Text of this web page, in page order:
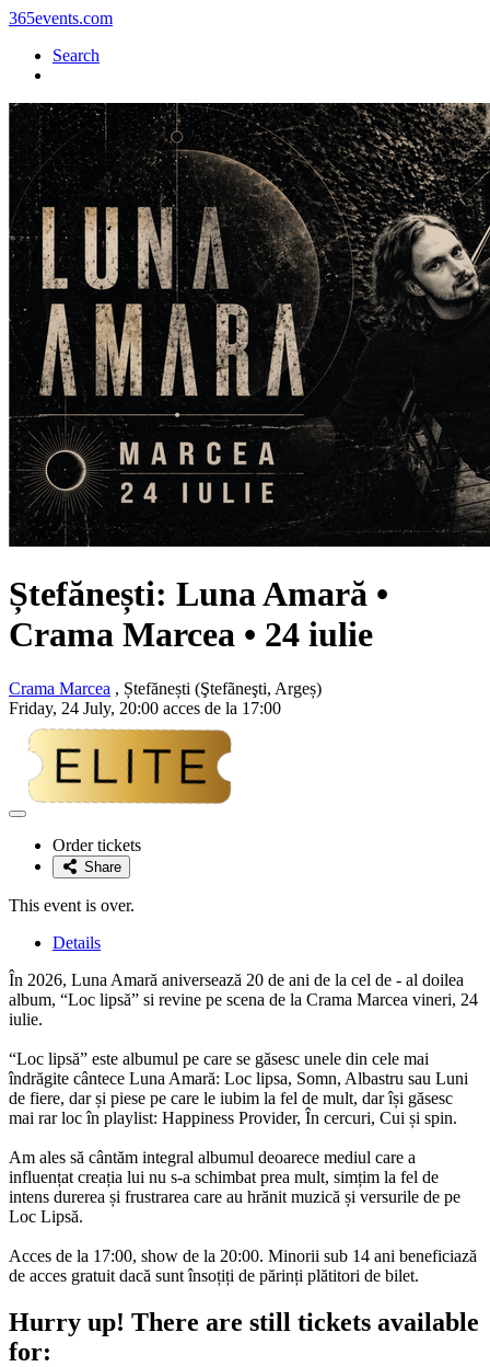
365events.com
Search
Ștefănești: Luna Amară •
Crama Marcea • 24 iulie
Crama Marcea , Ștefănești (Ştefãneşti, Argeș)
Friday, 24 July, 20:00 acces de la 17:00
Adaugă
favoriteOrder tickets
Share
This event is over.
Details
În 2026, Luna Amară aniversează 20 de ani de la cel de - al doilea
album, “Loc lipsă” si revine pe scena de la Crama Marcea vineri, 24
iulie.
“Loc lipsă” este albumul pe care se găsesc unele din cele mai
îndrăgite cântece Luna Amară: Loc lipsa, Somn, Albastru sau Luni
de fiere, dar și piese pe care le iubim la fel de mult, dar își găsesc
mai rar loc în playlist: Happiness Provider, În cercuri, Cui și spin.
Am ales să cântăm integral albumul deoarece mediul care a
influențat creația lui nu s-a schimbat prea mult, simțim la fel de
intens durerea și frustrarea care au hrănit muzică și versurile de pe
Loc Lipsă.
Acces de la 17:00, show de la 20:00. Minorii sub 14 ani beneficiază
de acces gratuit dacă sunt însoțiți de părinți plătitori de bilet.
Hurry up! There are still tickets available
for: